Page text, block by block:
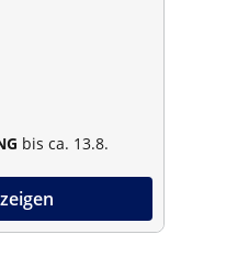
bis ca. 13.8.